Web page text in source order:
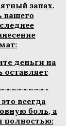
запах.
вашего
деньги на
оставляет
всегда
боль, а
полностью: